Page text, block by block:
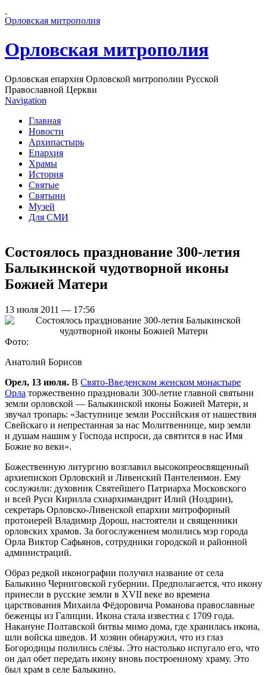
Орловская митрополия
Орловская митрополия
Орловская епархия Орловской митрополии Русской
Православной Церкви
Navigation
Главная
Новости
Архипастырь
Епархия
Храмы
История
Святые
Святыни
Музей
Для СМИ
Состоялось празднование 300-летия
Балыкинской чудотворной иконы
Божией Матери
13 июля 2011 — 17:56
Фото:
Анатолий Борисов
Орел, 13 июля. В Свято-Введенском женском монастыре
Орла торжественно праздновали 300-летие главной святыни
земли орловской — Балыкинской иконы Божией Матери, и
звучал тропарь: «Заступнице земли Российския от нашествия
Свейскаго и непрестанная за нас Молитвеннице, мир земли
и душам нашим у Господа испроси, да святится в нас Имя
Божие во веки».
Божественную литургию возглавил высокопреосвященный
архиепископ Орловский и Ливенский Пантелеимон. Ему
сослужили: духовник Святейшего Патриарха Московского
и всей Руси Кирилла схиархимандрит Илий (Ноздрин),
секретарь Орловско-Ливенской епархии митрофорный
протоиерей Владимир Дорош, настоятели и священники
орловских храмов. За богослужением молились мэр города
Орла Виктор Сафьянов, сотрудники городской и районной
администраций.
Образ редкой иконографии получил название от села
Балыкино Черниговской губернии. Предполагается, что икону
принесли в русские земли в XVII веке во времена
царствования Михаила Фёдоровича Романова православные
беженцы из Галиции. Икона стала известна с 1709 года.
Накануне Полтавской битвы мимо дома, где хранилась икона,
шли войска шведов. И хозяин обнаружил, что из глаз
Богородицы полились слёзы. Это настолько испугало его, что
он дал обет передать икону вновь построенному храму. Это
был храм в селе Балыкино.